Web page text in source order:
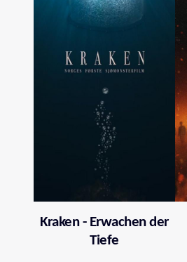
Kraken - Erwachen der
Tiefe